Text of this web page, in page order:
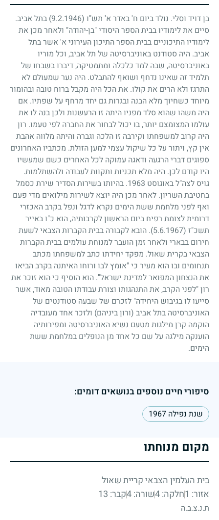
בן דויד וסלי. נולד ביום ח' באדר א' תש"ו (9.2.1946)
בתל אביב.
סיים את לימודיו בבית הספר היסודי "בן-יהודה" ולאחר מכן את
לימודיו התיכוניים בבית הספר התיכון העירוני א' אשר בתל
אביב. היה סטודנט באוניברסיטה של תל אביב, וכל מוריו
באוניברסיטה, שבה למד כלכלה ומתמטיקה, דיברו בשבחו של
תלמיד זה שאינו נדחף ושואף להתבלט. היה נער שמעולם לא
התרגז ולא הרים את קולו. את הכל היה מקבל ברוח טובה ובהומור
מיוחד כשחיוך מלא הבנה ובגרות גם יחד מרחף על שפתיו. אם
היה משהו שהוא סלד מפניו היתה זו הרעשנות ולכן בנה לו את
עולמו המצומצם יותר, בו יכול לבחור את החברה לפי טעמו. רון
היה קרוב למשפחתו וקירבה זו הלכה וגברה והיתה מלווה אהבת
אין קץ, ויתור על כל שיקול עצמי למען הזולת. מכתביו האחרונים
ספוגים דברי הרגעה ודאגה עמוקה לכל האחרים כשם שמעשיו
היו קודם לכן. היה מלא תכניות ותקוות לעבודה ולהשתלמות.
גויס לצה"ל באוגוסט 1963. בהיותו בשירות הסדיר שירת כסמל
בחטיבת השריון. לאחר מכן היה יוצא לשירות מילואים מדי פעם
ואף לפני מלחמת ששת הימים נקרא לדגל ונפל בקרב האכזרי
דרומית לצומת רפיח ביום הראשון לקרבותיה, הוא כ"ו באייר
תשכ"ז (5.6.1967)
. הובא לקבורה בבית הקברות הצבאי לשעת
חירום בבארי ולאחר זמן הועבר למנוחת עולמים בבית הקברות
הצבאי בקרית שאול. מפקד יחידתו כתב למשפחתו מכתב
תנחומים ובו הוא מעיר כי "אומץ לבו ורוחו האיתנה בקרב הביאו
את הנצחון המפואר למדינת ישראל". הוא הוסיף כי הוא זוכר את
רון "לפני הקרב, את התנהגותו וצורת עבודתו הטובה מאוד, אשר
סייעו לו בגיבוש היחידה" לזכרם של שבעה סטודנטים של
האוניברסיטה בתל אביב (ורון ביניהם) ולזכר אחד מעובדיה
הוקמה קרן מילגות מטעם נשיא האוניברסיטה ומפירותיה
הוענקה מילגה על שם כל אחד מן הנופלים במלחמת ששת
הימים.
סיפורי חיים נוספים בנושאים דומים:
שנת נפילה 1967
מקום מנוחתו
בית העלמין הצבאי קריית שאול
אזור: 1
חלקה: 4 שורה: 4 קבר: 13
ת.נ.צ.ב.ה